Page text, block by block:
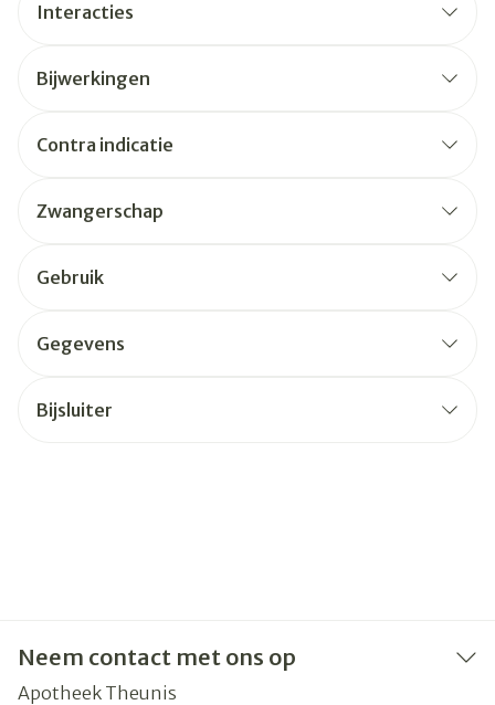
Interacties
Bijwerkingen
Contra indicatie
Zwangerschap
Gebruik
Gegevens
Bijsluiter
Neem contact met ons op
Apotheek Theunis